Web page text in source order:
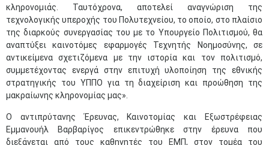
κληρονομιάς. Ταυτόχρονα, αποτελεί αναγνώριση της
τεχνολογικής υπεροχής του Πολυτεχνείου, το οποίο, στο πλαίσιο
της διαρκούς συνεργασίας του με το Υπουργείο Πολιτισμού, θα
αναπτύξει καινοτόμες εφαρμογές Τεχνητής Νοημοσύνης, σε
αντικείμενα σχετιζόμενα με την ιστορία και τον πολιτισμό,
συμμετέχοντας ενεργά στην επιτυχή υλοποίηση της εθνικής
στρατηγικής του ΥΠΠΟ για τη διαχείριση και προώθηση της
μακραίωνης κληρονομίας μας».
Ο αντιπρύτανης Έρευνας, Καινοτομίας και Εξωστρέφειας
Εμμανουήλ Βαρβαρίγος επικεντρώθηκε στην έρευνα που
διεξάγεται από τους καθηγητές του ΕΜΠ, στον τομέα του